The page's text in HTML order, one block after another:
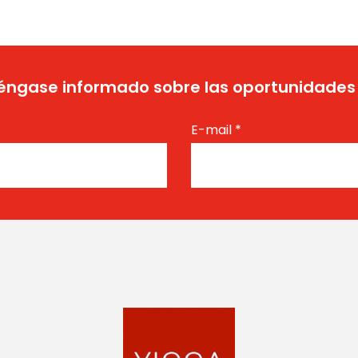
informado sobre las oportunidades
E-mail *